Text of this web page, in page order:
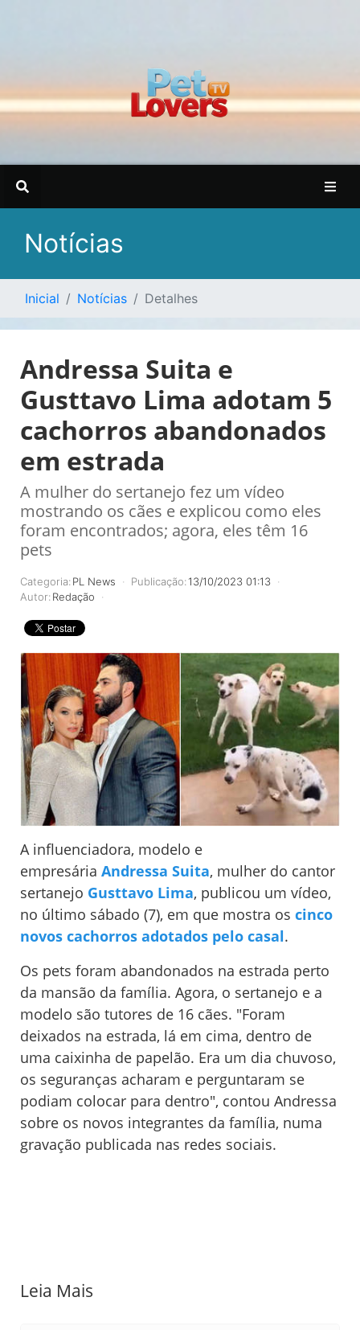
Notícias
Inicial Notícias Detalhes
Andressa Suita e
Gusttavo Lima adotam 5
cachorros abandonados
em estrada
A mulher do sertanejo fez um vídeo
mostrando os cães e explicou como eles
foram encontrados; agora, eles têm 16
pets
Categoria: PL News Publicação:13/10/2023 01:13
Autor: Redação
A influenciadora, modelo e
empresária Andressa Suita, mulher do cantor
sertanejo Gusttavo Lima, publicou um vídeo,
no último sábado (7), em que mostra os cinco
novos cachorros adotados pelo casal.
Os pets foram abandonados na estrada perto
da mansão da família. Agora, o sertanejo e a
modelo são tutores de 16 cães. "Foram
deixados na estrada, lá em cima, dentro de
uma caixinha de papelão. Era um dia chuvoso,
os seguranças acharam e perguntaram se
podiam colocar para dentro", contou Andressa
sobre os novos integrantes da família, numa
gravação publicada nas redes sociais.
Leia Mais